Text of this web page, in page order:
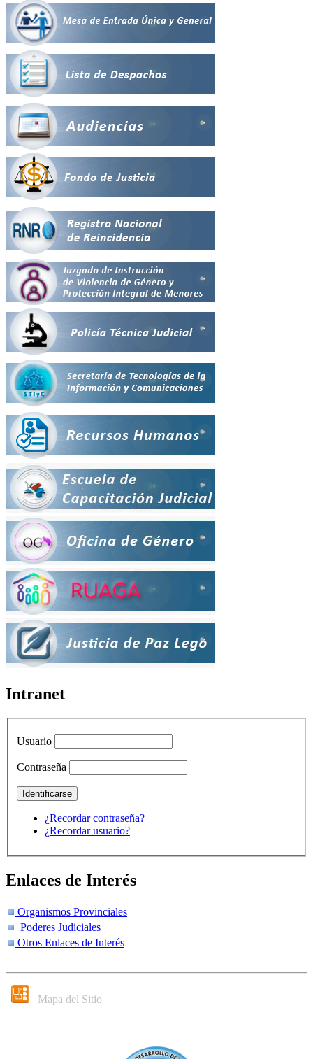
Intranet
Usuario
Contraseña
¿Recordar contraseña?
¿Recordar usuario?
Enlaces de Interés
Organismos Provinciales
Poderes Judiciales
Otros Enlaces de Interés
Mapa del Sitio